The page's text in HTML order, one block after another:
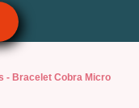
- Bracelet Cobra Micro